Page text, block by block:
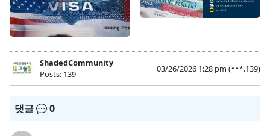
ShadedCommunity
Posts: 139
03/26/2026 1:28 pm (***.139)
댓글 0